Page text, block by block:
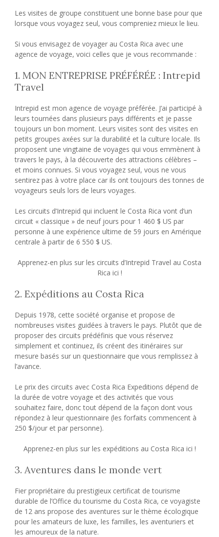
Les visites de groupe constituent une bonne base pour que
lorsque vous voyagez seul, vous compreniez mieux le lieu.
Si vous envisagez de voyager au Costa Rica avec une
agence de voyage, voici celles que je vous recommande :
1. MON ENTREPRISE PRÉFÉRÉE : Intrepid
Travel
Intrepid est mon agence de voyage préférée. J’ai participé à
leurs tournées dans plusieurs pays différents et je passe
toujours un bon moment. Leurs visites sont des visites en
petits groupes axées sur la durabilité et la culture locale. Ils
proposent une vingtaine de voyages qui vous emmènent à
travers le pays, à la découverte des attractions célèbres –
et moins connues. Si vous voyagez seul, vous ne vous
sentirez pas à votre place car ils ont toujours des tonnes de
voyageurs seuls lors de leurs voyages.
Les circuits d’Intrepid qui incluent le Costa Rica vont d’un
circuit « classique » de neuf jours pour 1 460 $ US par
personne à une expérience ultime de 59 jours en Amérique
centrale à partir de 6 550 $ US.
Apprenez-en plus sur les circuits d’Intrepid Travel au Costa
Rica ici !
2. Expéditions au Costa Rica
Depuis 1978, cette société organise et propose de
nombreuses visites guidées à travers le pays. Plutôt que de
proposer des circuits prédéfinis que vous réservez
simplement et continuez, ils créent des itinéraires sur
mesure basés sur un questionnaire que vous remplissez à
l’avance.
Le prix des circuits avec Costa Rica Expeditions dépend de
la durée de votre voyage et des activités que vous
souhaitez faire, donc tout dépend de la façon dont vous
répondez à leur questionnaire (les forfaits commencent à
250 $/jour et par personne).
Apprenez-en plus sur les expéditions au Costa Rica ici !
3. Aventures dans le monde vert
Fier propriétaire du prestigieux certificat de tourisme
durable de l’Office du tourisme du Costa Rica, ce voyagiste
de 12 ans propose des aventures sur le thème écologique
pour les amateurs de luxe, les familles, les aventuriers et
les amoureux de la nature.